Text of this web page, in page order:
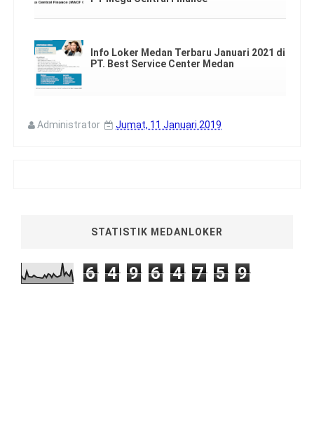
Info Loker Medan Terbaru Januari 2021 di
PT. Best Service Center Medan
Administrator Jumat, 11 Januari 2019
STATISTIK MEDANLOKER
6 4 9 6 4 7 5 9